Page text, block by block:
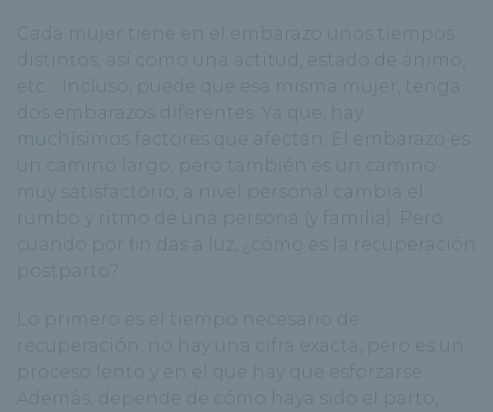
Cada mujer tiene en el embarazo unos tiempos
distintos, así como una actitud, estado de ánimo,
etc… Incluso, puede que esa misma mujer, tenga
dos embarazos diferentes. Ya que, hay
muchísimos factores que afectan. El embarazo es
un camino largo, pero también es un camino
muy satisfactorio, a nivel personal cambia el
rumbo y ritmo de una persona (y familia). Pero
cuando por fin das a luz, ¿cómo es la recuperación
postparto?
Lo primero es el tiempo necesario de
recuperación, no hay una cifra exacta, pero es un
proceso lento y en el que hay que esforzarse.
Además, depende de cómo haya sido el parto,